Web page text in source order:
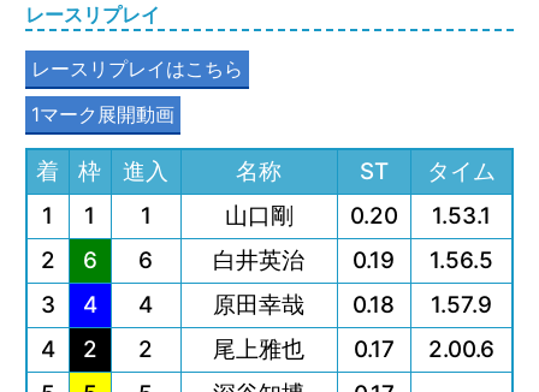
レースリプレイ
レースリプレイはこちら
1マーク展開動画
着 枠 進入 名称 ST
タイム
1
1 1 山口剛 0.20
1.53.1
2
6 6 白井英治 0.19
1.56.5
3
4 4 原田幸哉 0.18
1.57.9
4
2 2 尾上雅也 0.17
2.00.6